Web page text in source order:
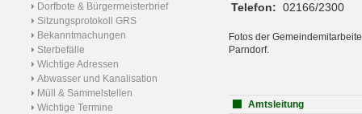
Dorfbote & Bürgermeisterbrief
Sitzungsprotokoll GRS
Bekanntmachungen
Sterbefälle
Wichtige Adressen
Abwasser und Kanalisation
Müll & Sammelstellen
Wichtige Termine
Telefon: 02166/2300
Fotos der
Parndorf.
Amtsleitung